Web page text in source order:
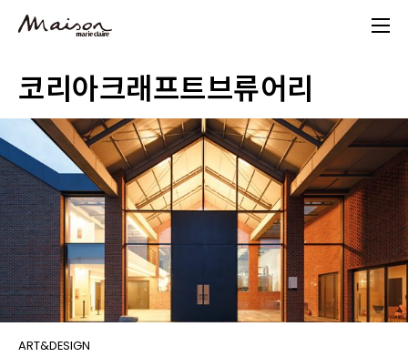
content
코리아크래프트브류어리
술을
ART&DESIGN